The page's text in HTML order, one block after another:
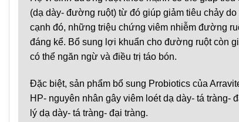
(dạ dày- đường ruột) từ đó giúp giảm tiêu chảy
cạnh đó, những triệu chứng viêm nhiễm đường
đáng kể. Bổ sung lợi khuẩn cho đường ruột còn
có thể ngăn ngừ và điều trị táo bón.
Đặc biệt, sản phẩm bổ sung Probiotics của
HP- nguyên nhân gây viêm loét dạ dày- tá
lý dạ dày- tá tràng- đại tràng.